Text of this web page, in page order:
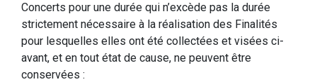
Concerts pour une durée qui n’excède pas la durée
strictement nécessaire à la réalisation des Finalités
pour lesquelles elles ont été collectées et visées ci-
avant, et en tout état de cause, ne peuvent être
conservées :